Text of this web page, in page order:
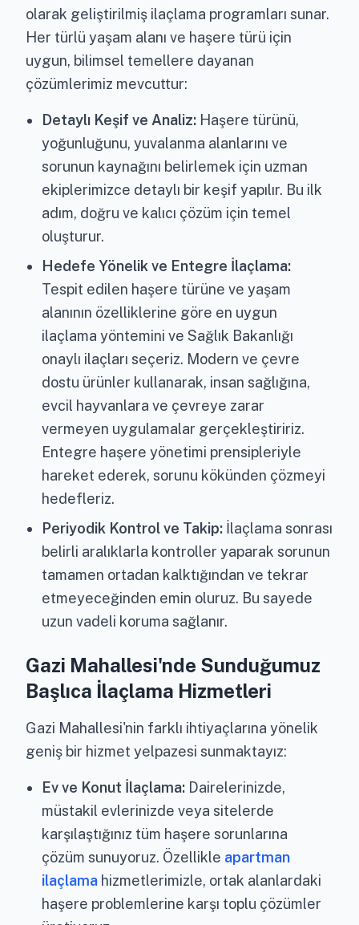
olarak geliştirilmiş ilaçlama programları sunar.
Her türlü yaşam alanı ve haşere türü için
uygun, bilimsel temellere dayanan
çözümlerimiz mevcuttur:
Detaylı Keşif ve Analiz: Haşere türünü,
yoğunluğunu, yuvalanma alanlarını ve
sorunun kaynağını belirlemek için uzman
ekiplerimizce detaylı bir keşif yapılır. Bu ilk
adım, doğru ve kalıcı çözüm için temel
oluşturur.
Hedefe Yönelik ve Entegre İlaçlama:
Tespit edilen haşere türüne ve yaşam
alanının özelliklerine göre en uygun
ilaçlama yöntemini ve Sağlık Bakanlığı
onaylı ilaçları seçeriz. Modern ve çevre
dostu ürünler kullanarak, insan sağlığına,
evcil hayvanlara ve çevreye zarar
vermeyen uygulamalar gerçekleştiririz.
Entegre haşere yönetimi prensipleriyle
hareket ederek, sorunu kökünden çözmeyi
hedefleriz.
Periyodik Kontrol ve Takip: İlaçlama sonrası
belirli aralıklarla kontroller yaparak sorunun
tamamen ortadan kalktığından ve tekrar
etmeyeceğinden emin oluruz. Bu sayede
uzun vadeli koruma sağlanır.
Gazi Mahallesi'nde Sunduğumuz
Başlıca İlaçlama Hizmetleri
Gazi Mahallesi'nin farklı ihtiyaçlarına yönelik
geniş bir hizmet yelpazesi sunmaktayız:
Ev ve Konut İlaçlama: Dairelerinizde,
müstakil evlerinizde veya sitelerde
karşılaştığınız tüm haşere sorunlarına
çözüm sunuyoruz. Özellikle apartman
ilaçlama hizmetlerimizle, ortak alanlardaki
haşere problemlerine karşı toplu çözümler